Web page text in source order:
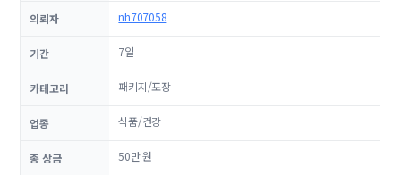
의뢰자 nh707058
기간 7일
카테고리 패키지/포장
업종 식품/건강
총 상금 50만 원